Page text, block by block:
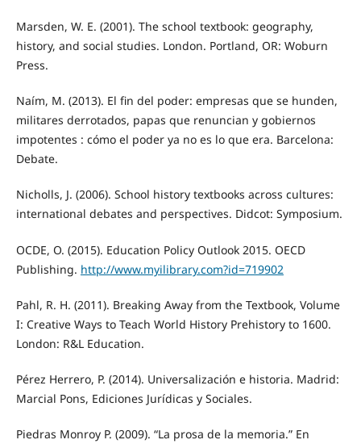
Marsden, W. E. (2001). The school textbook: geography,
history, and social studies. London. Portland, OR: Woburn
Press.
Naím, M. (2013). El fin del poder: empresas que se hunden,
militares derrotados, papas que renuncian y gobiernos
impotentes : cómo el poder ya no es lo que era. Barcelona:
Debate.
Nicholls, J. (2006). School history textbooks across cultures:
international debates and perspectives. Didcot: Symposium.
OCDE, O. (2015). Education Policy Outlook 2015. OECD
Publishing. http://www.myilibrary.com?id=719902
Pahl, R. H. (2011). Breaking Away from the Textbook, Volume
I: Creative Ways to Teach World History Prehistory to 1600.
London: R&L Education.
Pérez Herrero, P. (2014). Universalización e historia. Madrid:
Marcial Pons, Ediciones Jurídicas y Sociales.
Piedras Monroy P. (2009). “La prosa de la memoria.” En